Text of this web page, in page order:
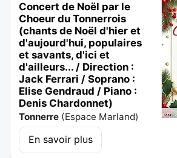
Concert de Noël par le
Choeur du Tonnerrois
(chants de Noël d'hier et
d'aujourd'hui, populaires
et savants, d'ici et
d'ailleurs... / Direction :
Jack Ferrari / Soprano :
Elise Gendraud / Piano :
Denis Chardonnet)
Tonnerre (Espace Marland)
En savoir plus